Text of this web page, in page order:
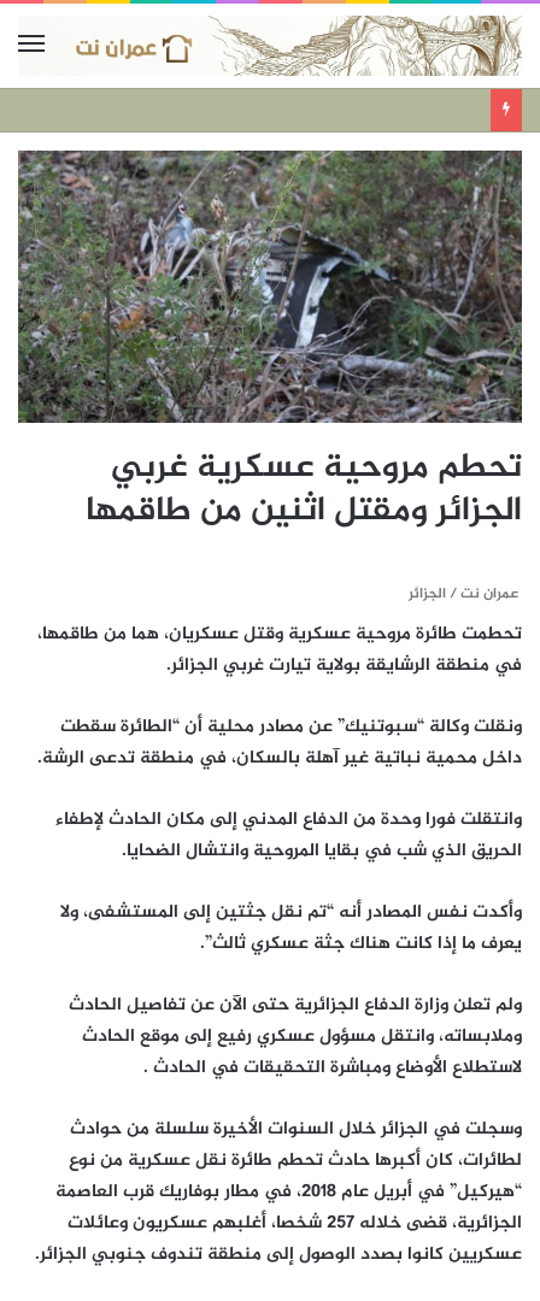
تحطم مروحية عسكرية غربي
الجزائر ومقتل اثنين من طاقمها
عمران نت / الجزائر
تحطمت طائرة مروحية عسكرية وقتل عسكريان، هما من طاقمها،
في منطقة الرشايقة بولاية تيارت غربي الجزائر.
ونقلت وكالة “سبوتنيك” عن مصادر محلية أن “الطائرة سقطت
داخل محمية نباتية غير آهلة بالسكان، في منطقة تدعى الرشة.
وانتقلت فورا وحدة من الدفاع المدني إلى مكان الحادث لإطفاء
الحريق الذي شب في بقايا المروحية وانتشال الضحايا​​​.
وأكدت نفس المصادر أنه “تم نقل جثتين إلى المستشفى، ولا
يعرف ما إذا كانت هناك جثة عسكري ثالث”.
ولم تعلن وزارة الدفاع الجزائرية حتى الآن عن تفاصيل الحادث
وملابساته، وانتقل مسؤول عسكري رفيع إلى موقع الحادث
لاستطلاع الأوضاع ومباشرة التحقيقات في الحادث .
وسجلت في الجزائر خلال السنوات الأخيرة سلسلة من حوادث
لطائرات، كان أكبرها حادث تحطم طائرة نقل عسكرية من نوع
“هيركيل” في أبريل عام 2018، في مطار بوفاريك قرب العاصمة
الجزائرية، قضى خلاله 257 شخصا، أغلبهم عسكريون وعائلات
عسكريين كانوا بصدد الوصول إلى منطقة تندوف جنوبي الجزائر.